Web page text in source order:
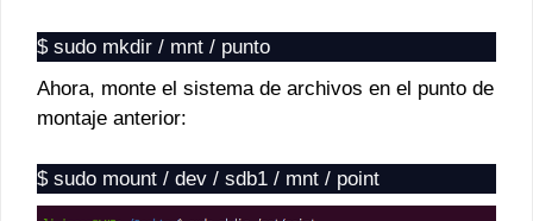
$ sudo mkdir / mnt / punto
Ahora, monte el sistema de archivos en el punto de
montaje anterior:
$ sudo mount / dev / sdb1 / mnt / point